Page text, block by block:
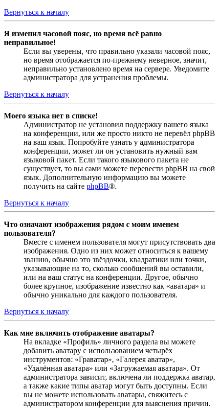
Вернуться к началу
Я изменил часовой пояс, но время всё равно
неправильное!
Если вы уверены, что правильно указали часовой пояс,
но время отображается по-прежнему неверное, значит,
неправильно установлено время на сервере. Уведомите
администратора для устранения проблемы.
Вернуться к началу
Моего языка нет в списке!
Администратор не установил поддержку вашего языка
на конференции, или же просто никто не перевёл phpBB
на ваш язык. Попробуйте узнать у администратора
конференции, может ли он установить нужный вам
языковой пакет. Если такого языкового пакета не
существует, то вы сами можете перевести phpBB на свой
язык. Дополнительную информацию вы можете
получить на сайте phpBB®.
Вернуться к началу
Что означают изображения рядом с моим именем
пользователя?
Вместе с именем пользователя могут присутствовать два
изображения. Одно из них может относиться к вашему
званию, обычно это звёздочки, квадратики или точки,
указывающие на то, сколько сообщений вы оставили,
или на ваш статус на конференции. Другое, обычно
более крупное, изображение известно как «аватара» и
обычно уникально для каждого пользователя.
Вернуться к началу
Как мне включить отображение аватары?
На вкладке «Профиль» личного раздела вы можете
добавить аватару с использованием четырёх
инструментов: «Граватар», «Галерея аватар»,
«Удалённая аватара» или «Загружаемая аватара». От
администратора зависит, включена ли поддержка аватар,
а также какие типы аватар могут быть доступны. Если
вы не можете использовать аватары, свяжитесь с
администратором конференции для выяснения причин.